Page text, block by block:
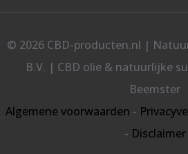
© 2026 CBD-producten.nl |
B.V. | CBD olie & natuurlijke
Beemster
Algemene voorwaarden -
- Disclaimer